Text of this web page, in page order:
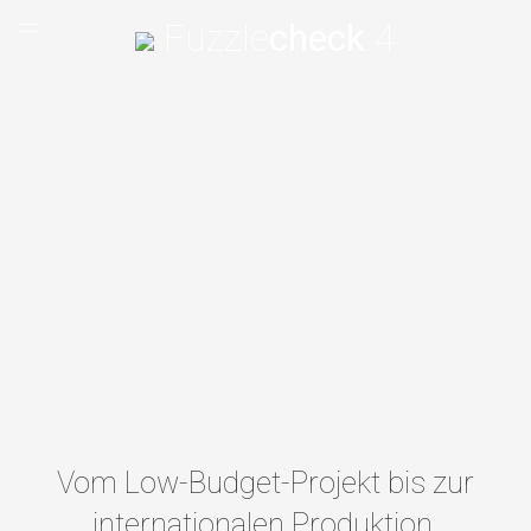
Kontakt
Vom Low-Budget-Projekt bis zur
internationalen Produktion.